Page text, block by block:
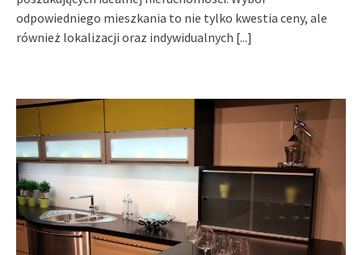
odpowiedniego mieszkania to nie tylko kwestia ceny, ale
również lokalizacji oraz indywidualnych [...]